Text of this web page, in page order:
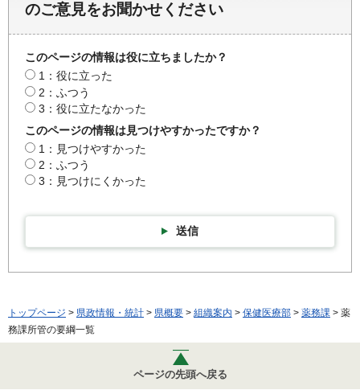
のご意見をお聞かせください
このページの情報は役に立ちましたか？
1：役に立った
2：ふつう
3：役に立たなかった
このページの情報は見つけやすかったですか？
1：見つけやすかった
2：ふつう
3：見つけにくかった
送信
トップページ > 県政情報・統計 > 県概要 > 組織案内 > 保健医療部 > 薬務課 > 薬
務課所管の要綱一覧
ページの先頭へ戻る